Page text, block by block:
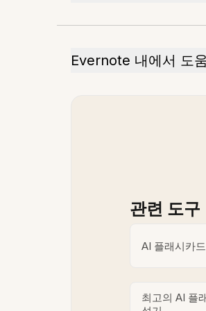
Evernote 내에서 도
관련 도구
AI 플래시카
최고의 AI 플